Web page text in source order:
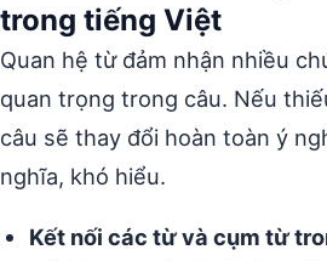
trong tiếng Việt
Quan hệ từ đảm nhận nhiều
quan trọng trong câu. Nếu
câu sẽ thay đổi hoàn toàn ý
nghĩa, khó hiểu.
Kết nối các từ và cụm từ